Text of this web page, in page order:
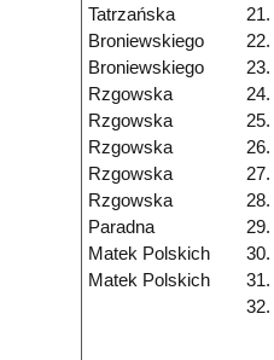
Tatrzańska
21.
Broniewskiego
22.
Broniewskiego
23.
Rzgowska
24.
Rzgowska
25.
Rzgowska
26.
Rzgowska
27.
Rzgowska
28.
Paradna
29.
Matek Polskich
30.
Matek Polskich
31.
32.